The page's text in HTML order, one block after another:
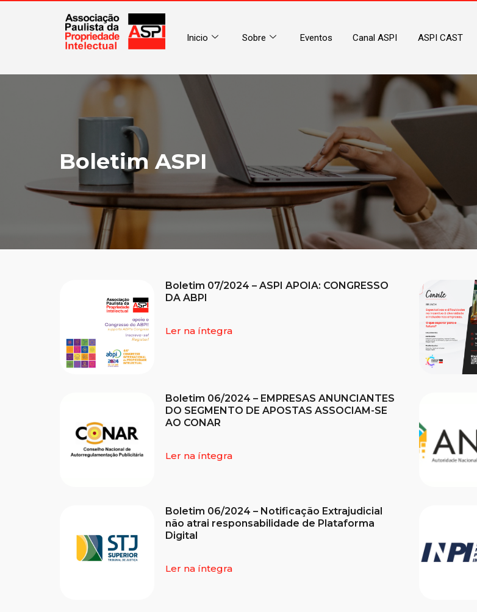
Inicio Sobre Eventos Canal ASPI ASPI CAST
Boletim ASPI
Boletim 07/2024 – ASPI APOIA: CONGRESSO
DA ABPI
Ler na íntegra
Boletim 06/2024 – EMPRESAS ANUNCIANTES
DO SEGMENTO DE APOSTAS ASSOCIAM-SE
AO CONAR
Ler na íntegra
Boletim 06/2024 – Notificação Extrajudicial
não atrai responsabilidade de Plataforma
Digital
Ler na íntegra